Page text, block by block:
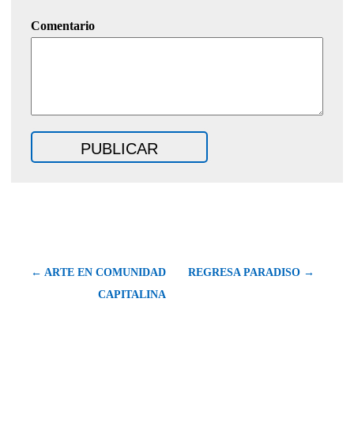
Comentario
← ARTE EN COMUNIDAD
CAPITALINA
REGRESA PARADISO →